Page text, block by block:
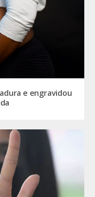
e engravidou